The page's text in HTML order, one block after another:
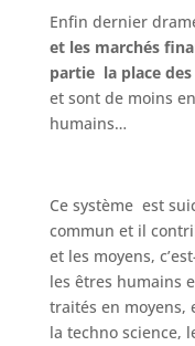
Enfin dernier
et les marchés
partie la place
et sont de moins
humains…
Ce système est
commun et il
et les moyens,
les êtres humains
traités en moyens,
la techno science,